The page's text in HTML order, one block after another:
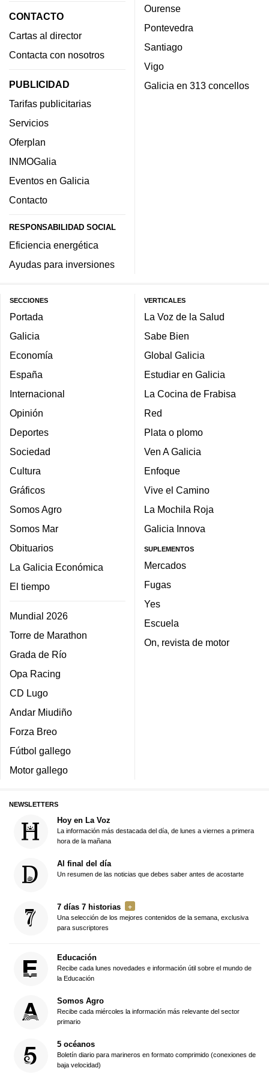
CONTACTO
Cartas al director
Contacta con nosotros
PUBLICIDAD
Tarifas publicitarias
Servicios
Oferplan
INMOGalia
Eventos en Galicia
Contacto
RESPONSABILIDAD SOCIAL
Eficiencia energética
Ayudas para inversiones
Ourense
Pontevedra
Santiago
Vigo
Galicia en 313 concellos
SECCIONES
Portada
Galicia
Economía
España
Internacional
Opinión
Deportes
Sociedad
Cultura
Gráficos
Somos Agro
Somos Mar
Obituarios
La Galicia Económica
El tiempo
Mundial 2026
Torre de Marathon
Grada de Río
Opa Racing
CD Lugo
Andar Miudiño
Forza Breo
Fútbol gallego
Motor gallego
VERTICALES
La Voz de la Salud
Sabe Bien
Global Galicia
Estudiar en Galicia
La Cocina de Frabisa
Red
Plata o plomo
Ven A Galicia
Enfoque
Vive el Camino
La Mochila Roja
Galicia Innova
SUPLEMENTOS
Mercados
Fugas
Yes
Escuela
On, revista de motor
NEWSLETTERS
Hoy en La Voz
La información más destacada del día, de lunes a viernes a primera
hora de la mañana
Al final del día
Un resumen de las noticias que debes saber antes de acostarte
7 días 7 historias
Una selección de los mejores contenidos de la semana, exclusiva
para suscriptores
Educación
Recibe cada lunes novedades e información útil sobre el mundo de
la Educación
Somos Agro
Recibe cada miércoles la información más relevante del sector
primario
5 océanos
Boletín diario para marineros en formato comprimido (conexiones de
baja velocidad)